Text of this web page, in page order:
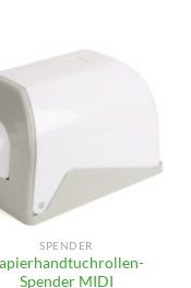
SPENDER
Spender MIDI